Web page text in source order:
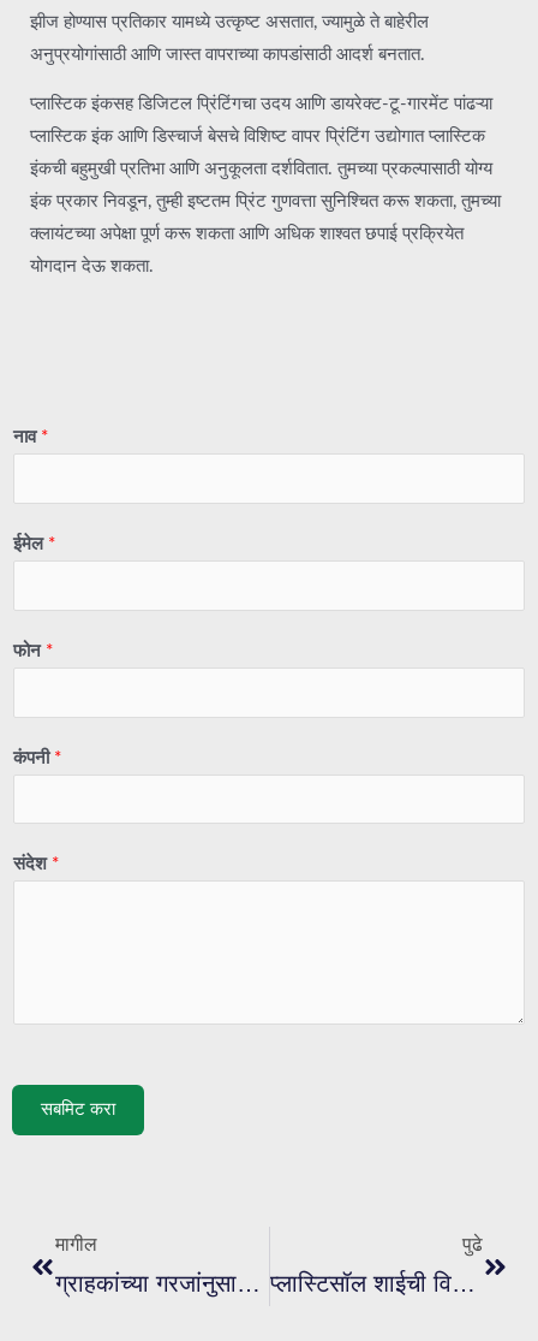
झीज होण्यास प्रतिकार यामध्ये उत्कृष्ट असतात, ज्यामुळे ते बाहेरील
अनुप्रयोगांसाठी आणि जास्त वापराच्या कापडांसाठी आदर्श बनतात.
प्लास्टिक इंकसह डिजिटल प्रिंटिंगचा उदय आणि डायरेक्ट-टू-गारमेंट पांढऱ्या
प्लास्टिक इंक आणि डिस्चार्ज बेसचे विशिष्ट वापर प्रिंटिंग उद्योगात प्लास्टिक
इंकची बहुमुखी प्रतिभा आणि अनुकूलता दर्शवितात. तुमच्या प्रकल्पासाठी योग्य
इंक प्रकार निवडून, तुम्ही इष्टतम प्रिंट गुणवत्ता सुनिश्चित करू शकता, तुमच्या
क्लायंटच्या अपेक्षा पूर्ण करू शकता आणि अधिक शाश्वत छपाई प्रक्रियेत
योगदान देऊ शकता.
नाव *
ईमेल *
फोन *
कंपनी *
संदेश *
सबमिट करा
मागील
ग्राहकांच्या गरजांनुसार विशेष कस्टम प्लास्टिसॉल शाई कशी कस्टमाइझ करावी?
पुढे
प्लास्टिसॉल शाईची विल्हेवाट लावण्याचा योग्य मार्ग कोणता आहे?